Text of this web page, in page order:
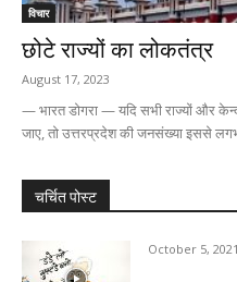
विचार
छोटे राज्यों का लोकतंत्र
August 17, 2023
— भारत डोगरा — यदि सभी राज्यों और
जाए, तो उत्तरप्रदेश की जनसंख्या इससे
चर्चित पोस्ट
October 5, 2021